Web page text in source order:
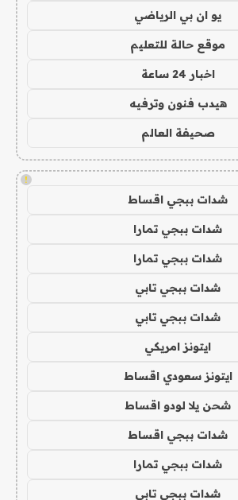
يو ان بي الرياضي
موقع حالة للتعليم
اخبار 24 ساعة
هيدب فنون وترفيه
صحيفة العالم
!
شدات ببجي اقساط
شدات ببجي تمارا
شدات ببجي تمارا
شدات ببجي تابي
شدات ببجي تابي
ايتونز امريكي
ايتونز سعودي اقساط
شحن يلا لودو اقساط
شدات ببجي اقساط
شدات ببجي تمارا
شدات ببجي تابي